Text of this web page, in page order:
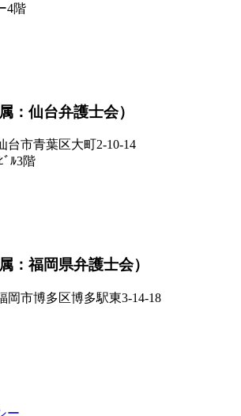
4階
属：仙台弁護士会）
台市青葉区大町2-10-14
ﾞﾙ3階
属：福岡県弁護士会）
岡市博多区博多駅東3-14-18
ー